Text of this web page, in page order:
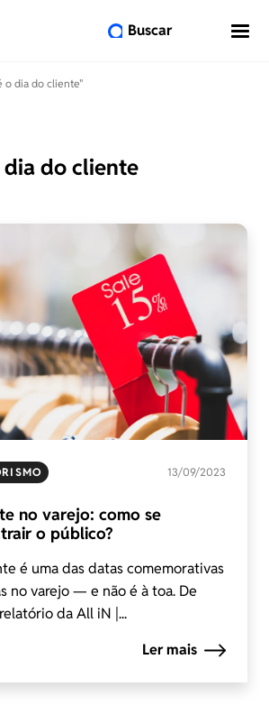
Buscar
o dia do cliente"
do cliente
13/09/2023
no varejo: como se
o público?
é uma das datas comemorativas
no varejo — e não é à toa. De
da All iN |...
Ler mais